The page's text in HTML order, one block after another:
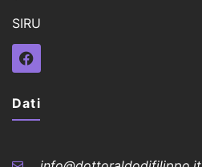
SIRU
Dati